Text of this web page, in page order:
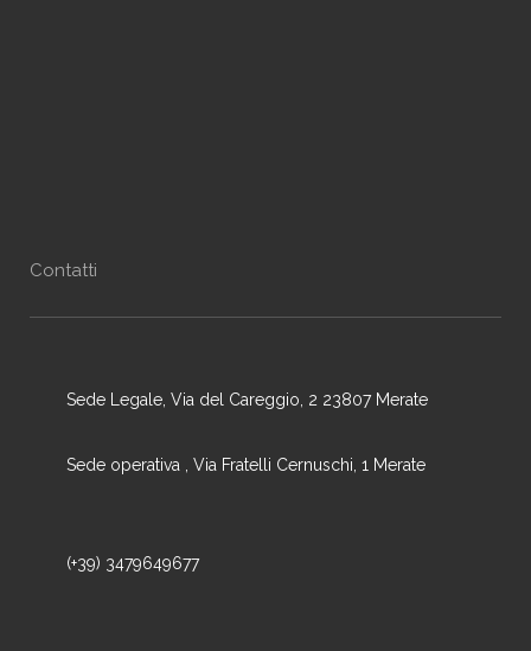
Contatti
Sede Legale, Via del Careggio, 2 23807 Merate
Sede operativa , Via Fratelli Cernuschi, 1 Merate
(+39) 3479649677